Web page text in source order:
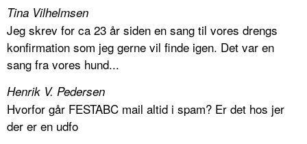
Tina Vilhelmsen
Jeg skrev for ca 23 år siden en sang til vores drengs
konfirmation som jeg gerne vil finde igen. Det var en
sang fra vores hund...
Henrik V. Pedersen
Hvorfor går FESTABC mail altid i spam? Er det hos jer
der er en udfo